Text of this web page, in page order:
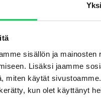
sisällön ja
Lisäksi jaamme
miten käytät
kun olet käyttänyt